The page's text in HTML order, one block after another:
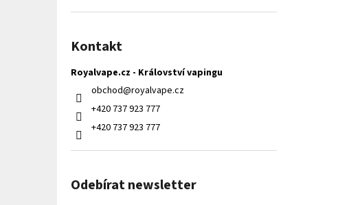
Kontakt
Royalvape.cz - Království vapingu
obchod@royalvape.cz
+420 737 923 777
+420 737 923 777
Odebírat newsletter